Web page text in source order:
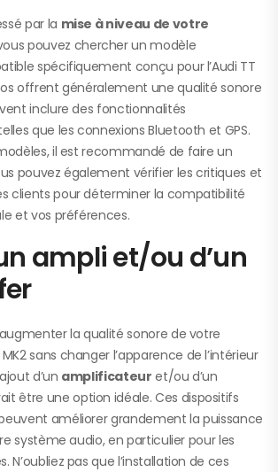
par la mise à niveau de votre
pouvez chercher un modèle
spécifiquement conçu pour l’Audi TT
offrent généralement une qualité sonore
inclure des fonctionnalités
que les connexions Bluetooth et GPS.
il est recommandé de faire un
pouvez également vérifier les critiques et
clients pour déterminer la compatibilité
et vos préférences.
ampli et/ou d’un
la qualité sonore de votre
sans changer l’apparence de l’intérieur
d’un amplificateur et/ou d’un
être une option idéale. Ces dispositifs
améliorer grandement la puissance
système audio, en particulier pour les
N’oubliez pas que l’installation de ces